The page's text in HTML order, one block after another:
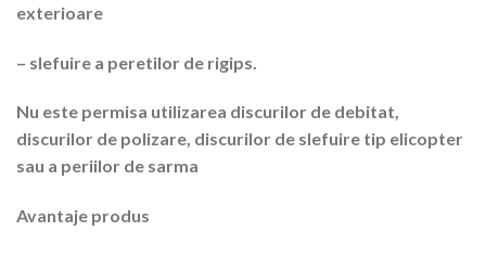
exterioare
– slefuire a peretilor de rigips.
Nu este permisa utilizarea discurilor de debitat,
discurilor de polizare, discurilor de slefuire tip elicopter
sau a periilor de sarma
Avantaje produs